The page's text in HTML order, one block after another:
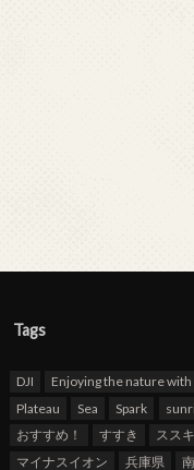
Tags
DJI Enjoying the nature
Plateau
Sea Spark
おすすめ！
すすき ススキ
マイナスイオン
兵庫県